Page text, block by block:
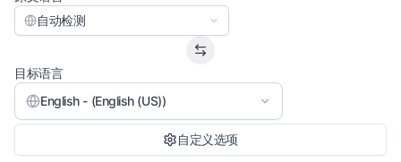
自动检测
目标语言
English - (English (US))
自定义选项